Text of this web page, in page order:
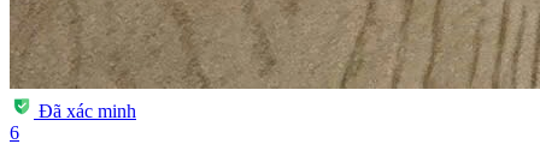
Đã xác minh
6